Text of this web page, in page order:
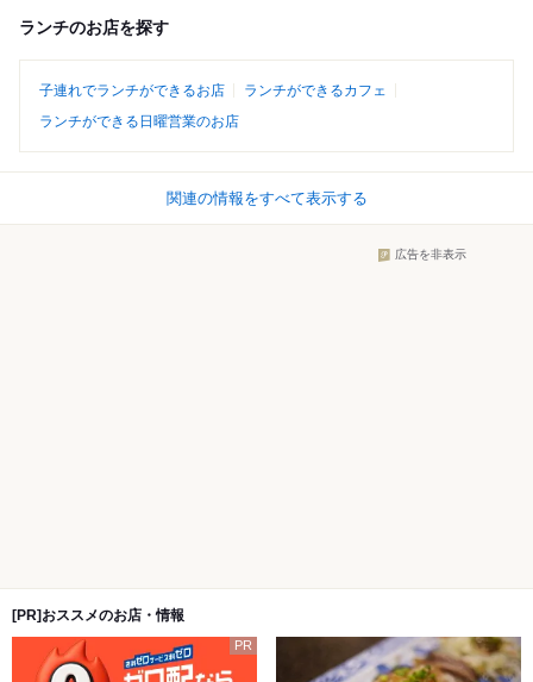
ランチのお店を探す
子連れでランチができるお店
ランチができるカフェ
ランチができる日曜営業のお店
関連の情報をすべて表示する
広告を非表示
[PR]おススメのお店・情報
PR